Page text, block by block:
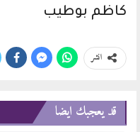
كاظم بوطيب
انشر
قد يعجبك ايضا